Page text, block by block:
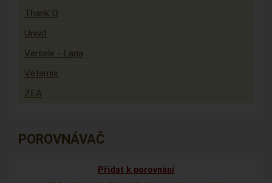
Thank´Q
Univit
Versele - Laga
Vetamix
ZEA
POROVNÁVAČ
Přidat k porovnání